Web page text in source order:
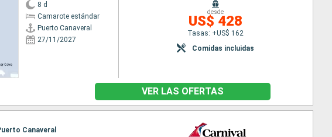
8 d
Camarote estándar
Puerto Canaveral
27/11/2027
desde
US$ 428
Tasas: +US$ 162
Comidas incluidas
VER LAS OFERTAS
Canaveral